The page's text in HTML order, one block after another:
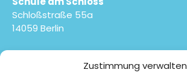
Zustimmung verwalten
Schloßstraße 55a
14059 Berlin
030 9029-24132